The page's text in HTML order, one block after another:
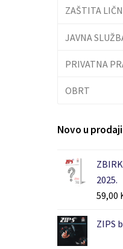
ZAŠTITA
JAVNA
PRIVATNA
OBRT
Novo u prodaji
2025.
59,00
ZIPS